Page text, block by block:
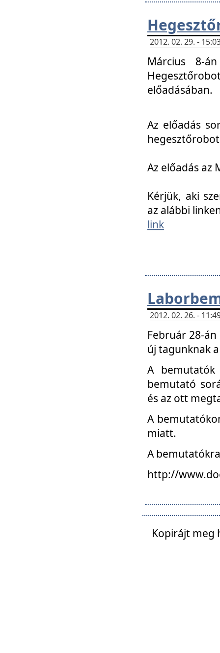
2012. 02. 29. -
Március 8-
előadásában.
Az előadás
Az előadás az
Kérjük, aki
az alábbi
link
2012. 02. 26. -
Február 28-
új tagunknak
A
bemutató
és az ott
A
miatt.
A
http://
Kopirájt meg